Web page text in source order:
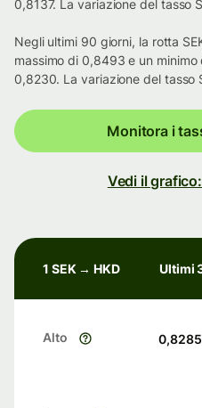
0,8137. La variazione del tasso
Negli ultimi 90 giorni, la rotta
massimo di 0,8493 e un
0,8230. La variazione del tasso
Monitora i
Vedi il
1 SEK → HKD Ultimi
Alto 0,8285